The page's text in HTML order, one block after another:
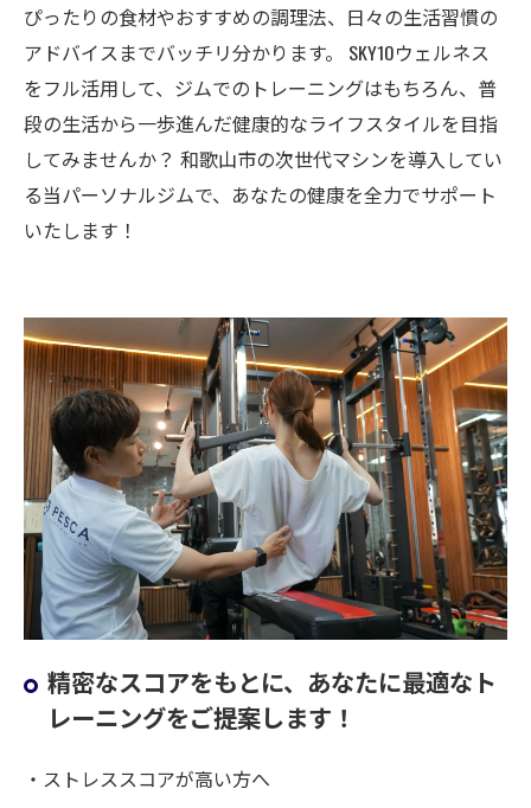
ぴったりの食材やおすすめの調理法、日々の生活習慣の
アドバイスまでバッチリ分かります。 SKY10ウェルネス
をフル活用して、ジムでのトレーニングはもちろん、普
段の生活から一歩進んだ健康的なライフスタイルを目指
してみませんか？ 和歌山市の次世代マシンを導入してい
る当パーソナルジムで、あなたの健康を全力でサポート
いたします！
精密なスコアをもとに、あなたに最適なト
レーニングをご提案します！
・ストレススコアが高い方へ